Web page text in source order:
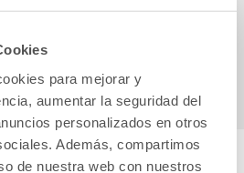
para mejorar y
aumentar la seguridad del
personalizados en otros
Además, compartimos
de nuestra web con nuestros